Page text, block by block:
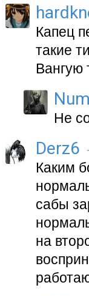
Капец
такие
Вангую
Не
Derz6
Каким
сабы
на